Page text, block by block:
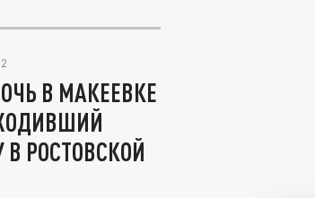
В МАКЕЕВКЕ
РОСТОВСКОЙ